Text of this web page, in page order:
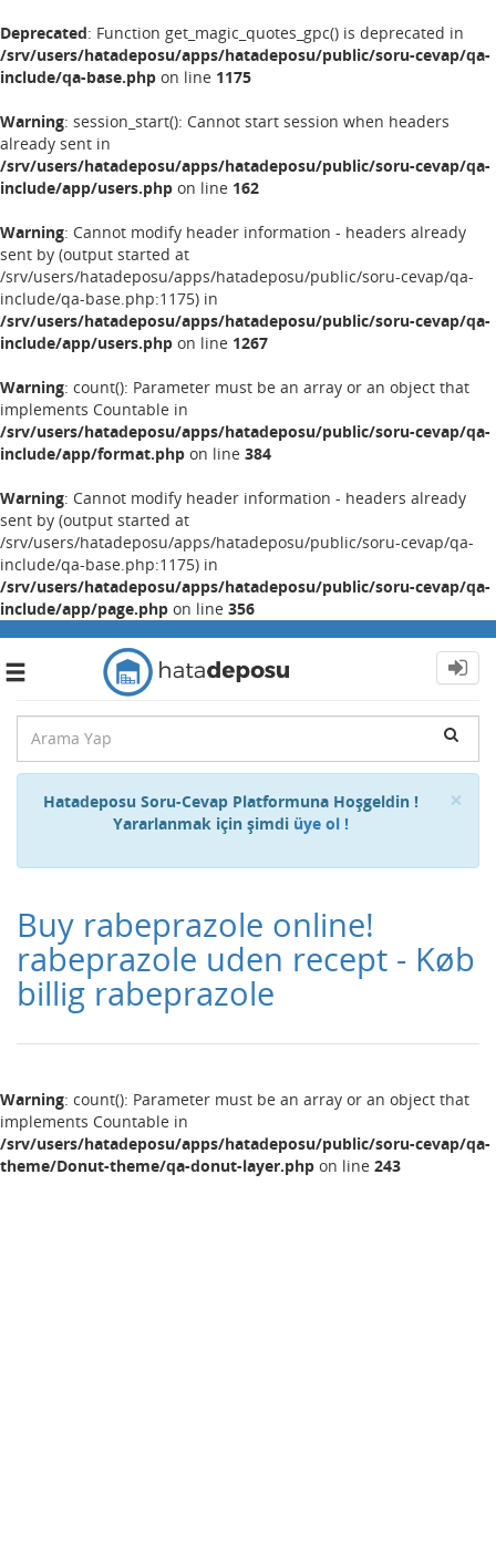
Deprecated: Function get_magic_quotes_gpc() is deprecated in
/srv/users/hatadeposu/apps/hatadeposu/public/soru-cevap/qa-
include/qa-base.php on line 1175
Warning: session_start(): Cannot start session when headers
already sent in
/srv/users/hatadeposu/apps/hatadeposu/public/soru-cevap/qa-
include/app/users.php on line 162
Warning: Cannot modify header information - headers already
sent by (output started at
/srv/users/hatadeposu/apps/hatadeposu/public/soru-cevap/qa-
include/qa-base.php:1175) in
/srv/users/hatadeposu/apps/hatadeposu/public/soru-cevap/qa-
include/app/users.php on line 1267
Warning: count(): Parameter must be an array or an object that
implements Countable in
/srv/users/hatadeposu/apps/hatadeposu/public/soru-cevap/qa-
include/app/format.php on line 384
Warning: Cannot modify header information - headers already
sent by (output started at
/srv/users/hatadeposu/apps/hatadeposu/public/soru-cevap/qa-
include/qa-base.php:1175) in
/srv/users/hatadeposu/apps/hatadeposu/public/soru-cevap/qa-
include/app/page.php on line 356
Toggle
×
Hatadeposu Soru-Cevap Platformuna Hoşgeldin !
Yararlanmak için şimdi üye ol !
Buy rabeprazole online!
rabeprazole uden recept - Køb
billig rabeprazole
Warning: count(): Parameter must be an array or an object that
implements Countable in
/srv/users/hatadeposu/apps/hatadeposu/public/soru-cevap/qa-
theme/Donut-theme/qa-donut-layer.php on line 243